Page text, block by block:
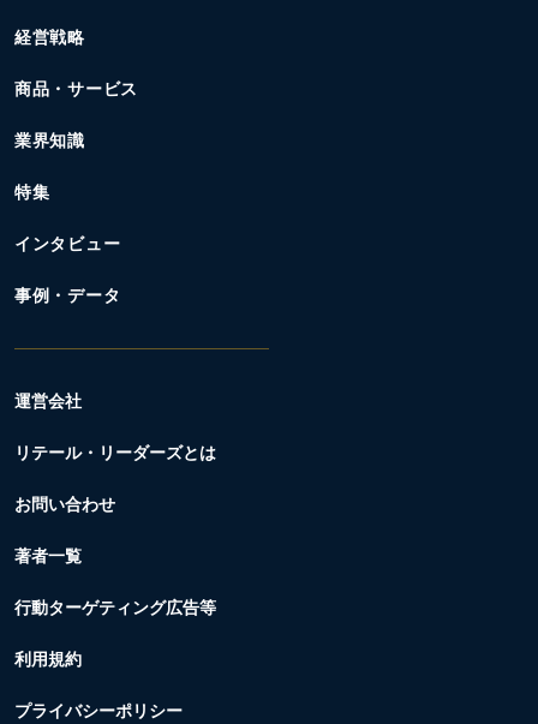
経営戦略
商品・サービス
業界知識
特集
インタビュー
事例・データ
運営会社
リテール・リーダーズとは
お問い合わせ
著者一覧
行動ターゲティング広告等
利用規約
プライバシーポリシー